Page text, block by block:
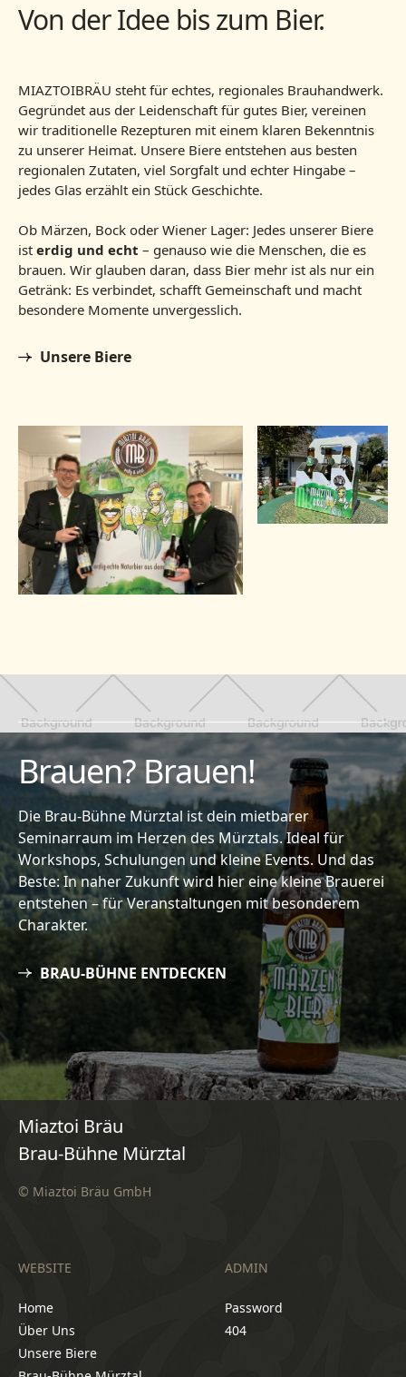
Von der Idee bis zum Bier.
MIAZTOIBRÄU steht für echtes, regionales Brauhandwerk.
Gegründet aus der Leidenschaft für gutes Bier, vereinen
wir traditionelle Rezepturen mit einem klaren Bekenntnis
zu unserer Heimat. Unsere Biere entstehen aus besten
regionalen Zutaten, viel Sorgfalt und echter Hingabe –
jedes Glas erzählt ein Stück Geschichte.
Ob Märzen, Bock oder Wiener Lager: Jedes unserer Biere
ist erdig und echt – genauso wie die Menschen, die es
brauen. Wir glauben daran, dass Bier mehr ist als nur ein
Getränk: Es verbindet, schafft Gemeinschaft und macht
besondere Momente unvergesslich.
Unsere Biere
Brauen? Brauen!
Die Brau-Bühne Mürztal ist dein mietbarer
Seminarraum im Herzen des Mürztals. Ideal für
Workshops, Schulungen und kleine Events. Und das
Beste: In naher Zukunft wird hier eine kleine Brauerei
entstehen – für Veranstaltungen mit besonderem
Charakter.
BRAU-BÜHNE ENTDECKEN
Miaztoi Bräu
Brau-Bühne Mürztal
© Miaztoi Bräu GmbH
WEBSITE
Home
Über Uns
Unsere Biere
ADMIN
Password
404